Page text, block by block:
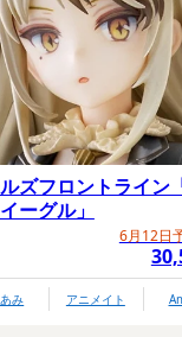
ルズフロントライン
ーグル」
6月12日
み アニメイト